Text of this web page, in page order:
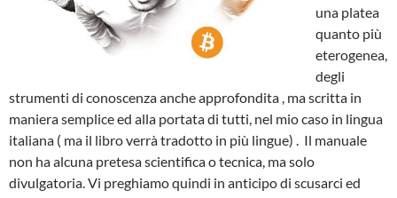
una platea
quanto più
eterogenea,
degli
strumenti di conoscenza anche approfondita , ma scritta in
maniera semplice ed alla portata di tutti, nel mio caso in lingua
italiana ( ma il libro verrà tradotto in più lingue) . Il manuale
non ha alcuna pretesa scientifica o tecnica, ma solo
divulgatoria. Vi preghiamo quindi in anticipo di scusarci ed